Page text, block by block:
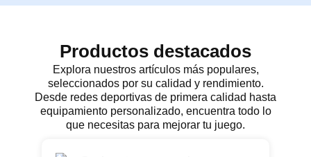
Productos destacados
Explora nuestros artículos más populares,
seleccionados por su calidad y rendimiento.
Desde redes deportivas de primera calidad hasta
equipamiento personalizado, encuentra todo lo
que necesitas para mejorar tu juego.